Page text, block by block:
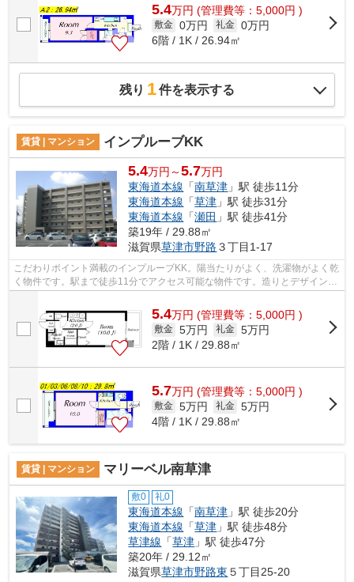
5.4万円 (管理費等：5,000円 )
敷金 0万円 礼金 0万円
6階 / 1K / 26.94㎡
残り 1件を表示する
賃貸 | マンション インプルーブKK
5.4万円～5.7万円
東海道本線 「南草津 」駅 徒歩11分
東海道本線 「草津 」駅 徒歩31分
東海道本線 「瀬田 」駅 徒歩41分
築19年 / 29.88㎡
滋賀県草津市野路 ３丁目1-17
こだわりポイント満載のインプルーブKK。陽当たりがよく、洗濯物がよく乾
く物件です。駅まで徒歩11分でアクセス可能な物件です。造りとデザインに
5.4万円 (管理費等：5,000円 )
敷金 5万円 礼金 5万円
2階 / 1K / 29.88㎡
5.7万円 (管理費等：5,000円 )
敷金 5万円 礼金 5万円
4階 / 1K / 29.88㎡
賃貸 | マンション マリーベル南草津
敷0 礼0
東海道本線 「南草津 」駅 徒歩20分
東海道本線 「草津 」駅 徒歩48分
草津線 「草津 」駅 徒歩47分
築20年 / 29.12㎡
滋賀県草津市野路東 ５丁目25-20